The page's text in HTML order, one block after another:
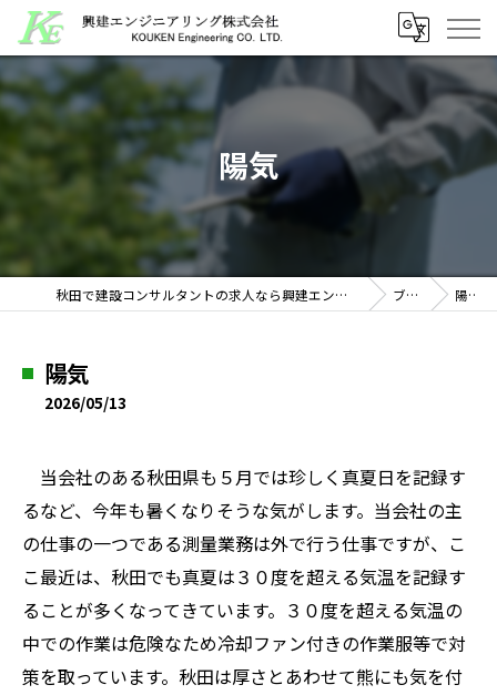
陽気
秋田で建設コンサルタントの求人なら興建エンジニアリング株式会社 ブログ 陽気
陽気
2026/05/13
当会社のある秋田県も５月では珍しく真夏日を記録す
るなど、今年も暑くなりそうな気がします。当会社の主
の仕事の一つである測量業務は外で行う仕事ですが、こ
こ最近は、秋田でも真夏は３０度を超える気温を記録す
ることが多くなってきています。３０度を超える気温の
中での作業は危険なため冷却ファン付きの作業服等で対
策を取っています。秋田は厚さとあわせて熊にも気を付